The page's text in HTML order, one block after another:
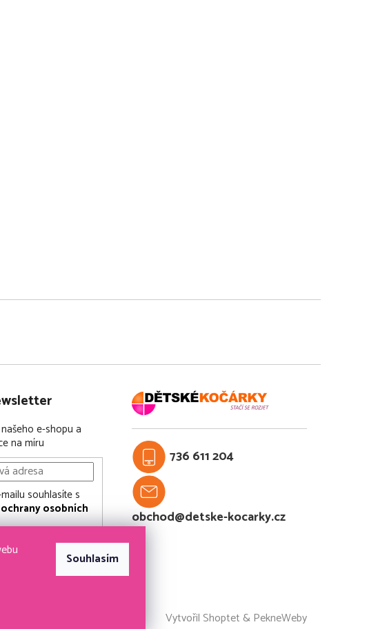
Souhlasím
e-shopu a
na míru
souhlasíte s
osobních
NOVINKY
736 611 204
obchod@detske-kocarky.cz
Vytvořil Shoptet&PekneWeby